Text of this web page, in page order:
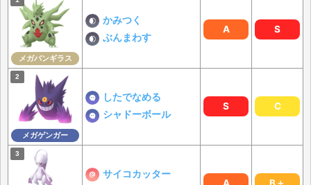
メガバンギラス
かみつく
ぶんまわす
A S
メガゲンガー
したでなめる
シャドーボール
S C
サイコカッター